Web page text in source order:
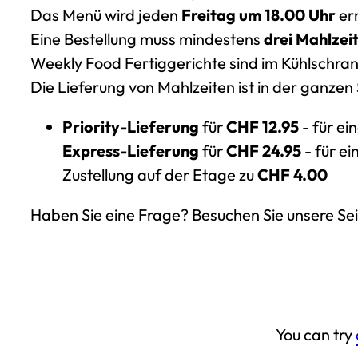
Das Menü wird jeden Freitag um 18.00 Uhr
Eine Bestellung muss mindestens drei
Weekly Food Fertiggerichte sind im
Die Lieferung von Mahlzeiten ist in der ganzen
Priority-Lieferung fürCHF 12.95 - für
Express-Lieferung fürCHF 24.95 - für
Zustellung auf der Etage zuCHF 4.00
Haben Sie eine Frage? Besuchen Sie unsere
You can try